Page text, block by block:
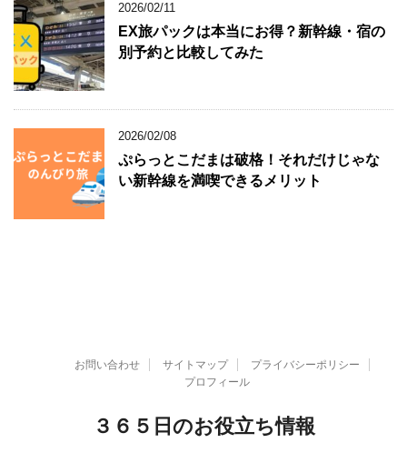
2026/02/11
EX旅パックは本当にお得？新幹線・宿の
別予約と比較してみた
2026/02/08
ぷらっとこだまは破格！それだけじゃな
い新幹線を満喫できるメリット
お問い合わせ サイトマップ
プライバシーポリシー
プロフィール
３６５日のお役立ち情報